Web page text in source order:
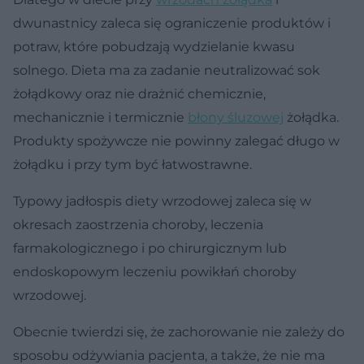
dwunastnicy zaleca się ograniczenie produktów i
potraw, które pobudzają wydzielanie kwasu
solnego. Dieta ma za zadanie neutralizować sok
żołądkowy oraz nie drażnić chemicznie,
mechanicznie i termicznie błony śluzowej żołądka.
Produkty spożywcze nie powinny zalegać długo w
żołądku i przy tym być łatwostrawne.
Typowy jadłospis diety wrzodowej zaleca się w
okresach zaostrzenia choroby, leczenia
farmakologicznego i po chirurgicznym lub
endoskopowym leczeniu powikłań choroby
wrzodowej.
Obecnie twierdzi się, że zachorowanie nie zależy do
sposobu odżywiania pacjenta, a także, że nie ma